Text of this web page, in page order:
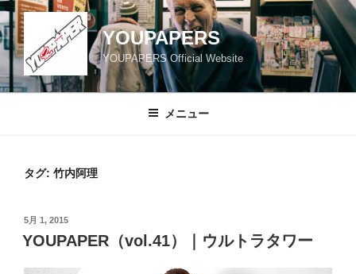
コ
ン
テ
ツ
YOUPAPERS
YOUPAPERS Official Website
メニュー
タグ: 竹内阿理
投
稿
日:
5月 1, 2015
YOUPAPER（vol.41）｜ウルトラタワー